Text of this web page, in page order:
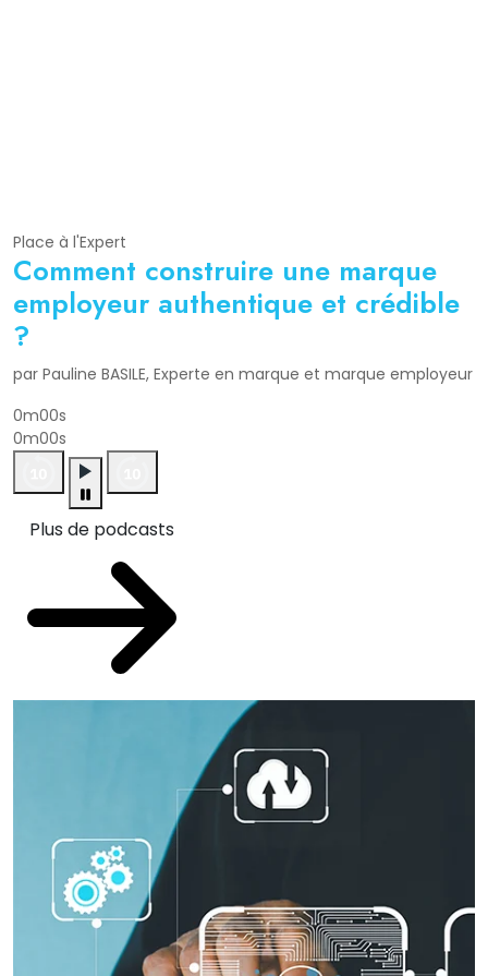
Place à l'Expert
Comment construire une marque
employeur authentique et crédible
?
par Pauline BASILE, Experte en marque et marque employeur
0m00s
0m00s
Plus de podcasts